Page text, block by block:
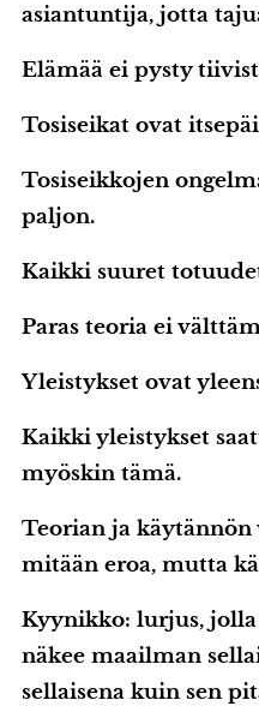
asiantuntija, jotta
Elämää ei pysty
Tosiseikat ovat
Tosiseikkojen
paljon.
Kaikki suuret
Paras teoria ei
Yleistykset ovat
Kaikki yleistykset
myöskin tämä.
Teorian ja käytännön
mitään eroa, mutta
Kyynikko: lurjus, jolla
näkee maailman
sellaisena kuin sen